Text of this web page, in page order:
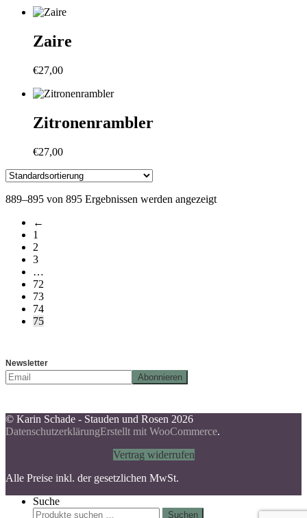
Zaire
€27,00
Zitronenrambler
€27,00
889–895 von 895 Ergebnissen werden angezeigt
←
1
2
3
…
72
73
74
75
Newsletter
© Karin Schade - Stauden und Rosen 2026
DatenschutzerklärungErstellt mit WooCommerce.
Vertrag widerrufen
Alle Preise inkl. der gesetzlichen MwSt.
Suche
Suchen
Suchen